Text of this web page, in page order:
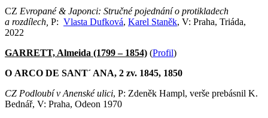
CZ Evropané & Japonci: Stručné pojednání o protikladech
a rozdílech, P: Vlasta Dufková, Karel Staněk, V: Praha, Triáda,
2022
GARRETT, Almeida (1799 – 1854) (Profil)
O ARCO DE SANT´ ANA, 2 zv. 1845, 1850
CZ Podloubí v Anenské ulici, P: Zdeněk Hampl, verše prebásnil K.
Bednář, V: Praha, Odeon 1970